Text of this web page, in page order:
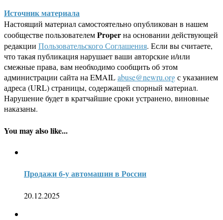
Источник материала
Настоящий материал самостоятельно опубликован в нашем
сообществе пользователемProperна основании действующей
редакции Пользовательского Соглашения. Если вы считаете,
что такая публикация нарушает ваши авторские и/или
смежные права, вам необходимо сообщить об этом
администрации сайта на EMAILabuse@newru.orgс указанием
адреса (URL) страницы, содержащей спорный материал.
Нарушение будет в кратчайшие сроки устранено, виновные
наказаны.
You may also like...
Продажи б-у автомашин в России
20.12.2025